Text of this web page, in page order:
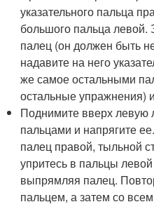
указательного пальца
большого пальца
палец (он должен быть
надавите на него
же самое остальными
остальные упражнения)
Поднимите вверх левую
пальцами и напрягите
палец правой, тыльной
упритесь в пальцы
выпрямляя палец.
пальцем, а затем со